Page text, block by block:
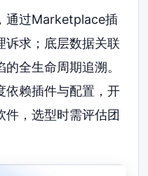
通过Marketplace插
诉求；底层数据关联
全生命周期追溯。
依赖插件与配置，开
件，选型时需评估团